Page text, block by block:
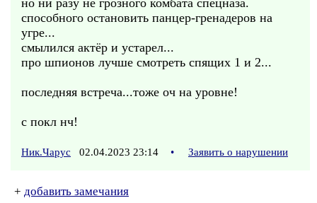
но ни разу не грозного комбата спецназа.
способного остановить панцер-гренадеров на
угре...
смылился актёр и устарел...
про шпионов лучше смотреть спящих 1 и 2...
последняя встреча...тоже оч на уровне!
с покл нч!
Ник.Чарус 02.04.2023 23:14 • Заявить о нарушении
+ добавить замечания